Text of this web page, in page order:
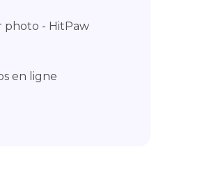
photo - HitPaw
en ligne